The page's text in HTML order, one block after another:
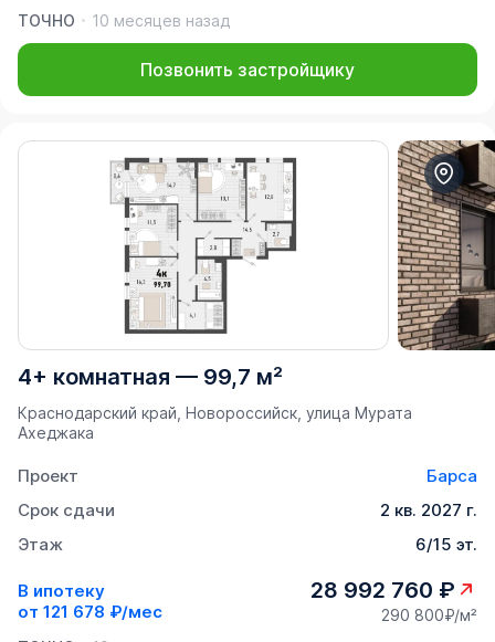
ТОЧНО
10 месяцев назад
Позвонить застройщику
4+ комнатная — 99,7 м²
Краснодарский край, Новороссийск, улица Мурата
Ахеджака
Проект
Барса
Срок сдачи
2 кв. 2027 г.
Этаж
6/15 эт.
В ипотеку
от 121 678 ₽/мес
28 992 760 ₽
290 800₽/м²